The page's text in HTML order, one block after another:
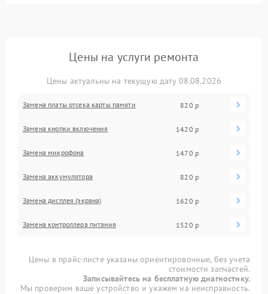
Цены на услуги ремонта
Цены актуальны на текущую дату 08.08.2026
Замена платы отсека карты памяти 820 р
Замена кнопки включения 1420 р
Замена микрофона 1470 р
Замена аккумулятора 820 р
Замена дисплея (экрана) 1620 р
Замена контроллера питания 1520 р
Цены в прайс-листе указаны ориентировочные, без учета
стоимости запчастей.
Записывайтесь на бесплатную диагностику.
Мы проверим ваше устройство и укажем на неисправность.